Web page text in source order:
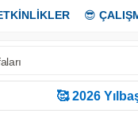
😎
🥰 2026